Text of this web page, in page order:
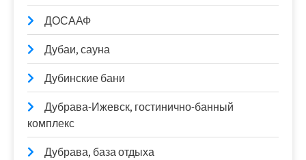
ДОСААФ
Дубаи, сауна
Дубинские бани
Дубрава-Ижевск, гостинично-банный
комплекс
Дубрава, база отдыха